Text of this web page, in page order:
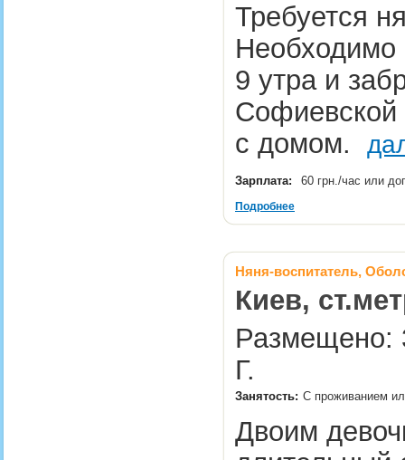
Требуется
Необходимо
9 утра и
Софиевской
с домом.
Зарплата: 60 грн./час или
Подробнее
Няня-воспитатель,
Киев,
Размещено:
Г.
Занятость: С проживанием
Двоим